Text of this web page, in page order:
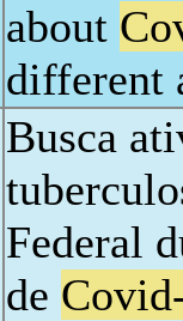
about
different
Busca
Federal
de